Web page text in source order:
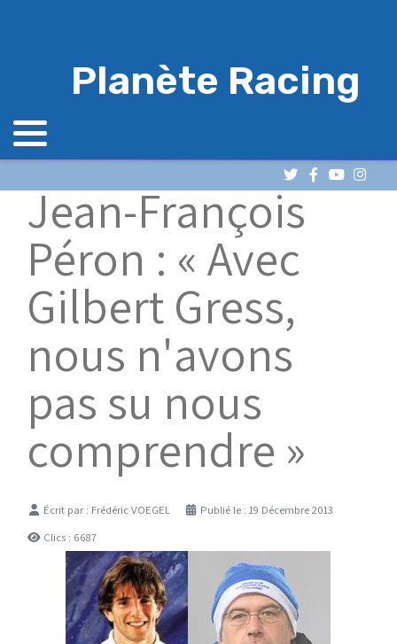
Planète Racing
Jean-François
Péron : « Avec
Gilbert Gress,
nous n'avons
pas su nous
comprendre »
DétailsÉcrit par : Frédéric VOEGEL
Publié le : 19 Décembre 2013
Clics : 6687